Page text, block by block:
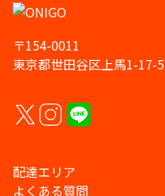
〒154-0011
東京都世田谷区上馬1-17-5
配達エリア
よくある質問